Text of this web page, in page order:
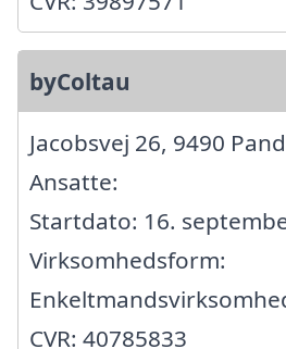
byColtau
Jacobsvej 26, 9490
Ansatte:
Startdato: 16.
Virksomhedsform:
CVR: 40785833